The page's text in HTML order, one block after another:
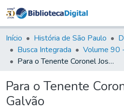
&
Tudo na
Biblioteca
Início História de São Paulo
Busca Integrada
Para o Tenente Coronel José Pedro Galvão
Para o Tenente
Galvão